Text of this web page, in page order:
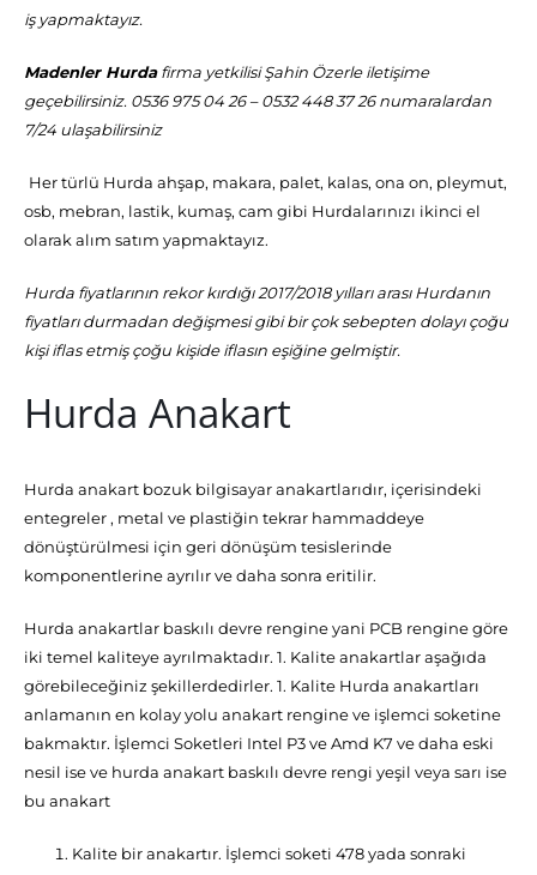
iş yapmaktayız.
Madenler Hurdafirma yetkilisi Şahin Özerle iletişime
geçebilirsiniz. 0536 975 04 26 – 0532 448 37 26 numaralardan
7/24 ulaşabilirsiniz
Her türlü Hurda ahşap, makara, palet, kalas, ona on, pleymut,
osb, mebran, lastik, kumaş, cam gibi Hurdalarınızı ikinci el
olarak alım satım yapmaktayız.
Hurda fiyatlarının rekor kırdığı 2017/2018 yılları arası Hurdanın
fiyatları durmadan değişmesi gibi bir çok sebepten dolayı çoğu
kişi iflas etmiş çoğu kişide iflasın eşiğine gelmiştir.
Hurda Anakart
Hurda anakart bozuk bilgisayar anakartlarıdır, içerisindeki
entegreler , metal ve plastiğin tekrar hammaddeye
dönüştürülmesi için geri dönüşüm tesislerinde
komponentlerine ayrılır ve daha sonra eritilir.
Hurda anakartlar baskılı devre rengine yani PCB rengine göre
iki temel kaliteye ayrılmaktadır. 1. Kalite anakartlar aşağıda
görebileceğiniz şekillerdedirler. 1. Kalite Hurda anakartları
anlamanın en kolay yolu anakart rengine ve işlemci soketine
bakmaktır. İşlemci Soketleri Intel P3 ve Amd K7 ve daha eski
nesil ise ve hurda anakart baskılı devre rengi yeşil veya sarı ise
bu anakart
Kalite bir anakartır. İşlemci soketi 478 yada sonraki